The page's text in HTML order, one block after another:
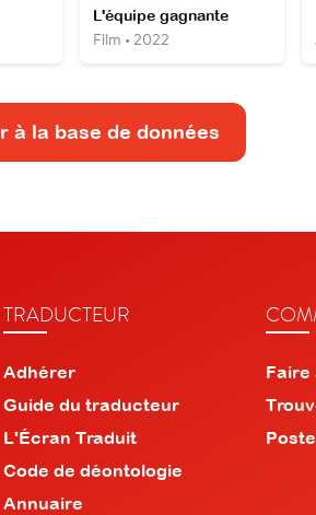
L'équipe gagnante
Film • 2022
à la base de données
TRADUCTEUR
Adhérer
Guide du traducteur
L'Écran Traduit
Code de déontologie
Annuaire